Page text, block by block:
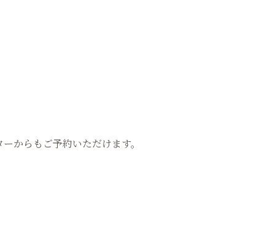
からもご予約いただけます。